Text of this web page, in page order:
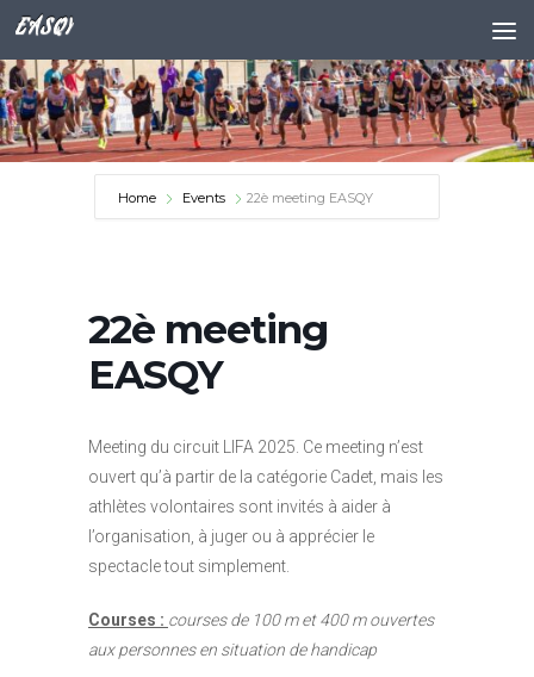
Skip to content
EASQY
Home Events 22è meeting EASQY
22è meeting
EASQY
Meeting du circuit LIFA 2025. Ce meeting n’est
ouvert qu’à partir de la catégorie Cadet, mais les
athlètes volontaires sont invités à aider à
l’organisation, à juger ou à apprécier le
spectacle tout simplement.
Courses : courses de 100 m et 400 m ouvertes
aux personnes en situation de handicap